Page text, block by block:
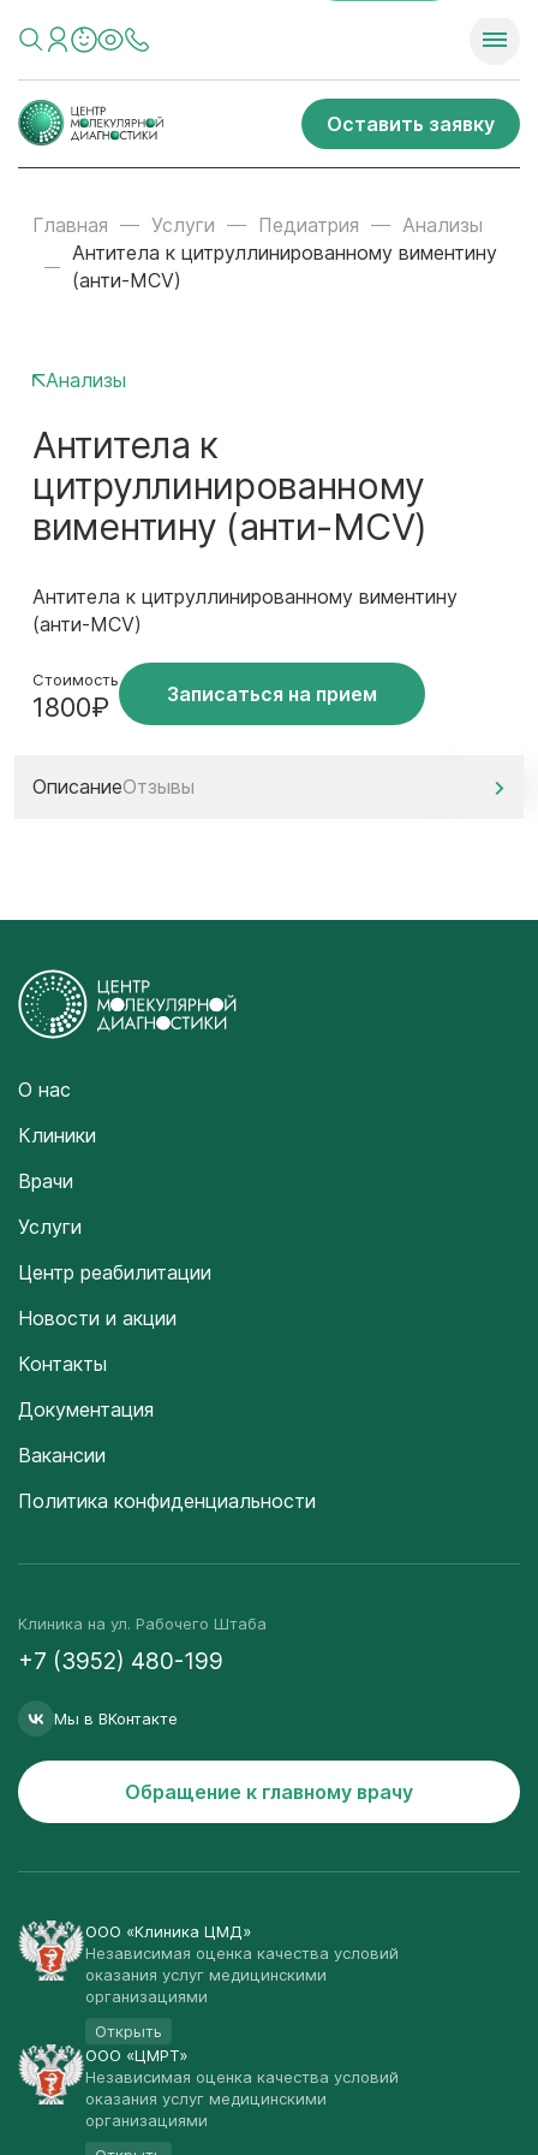
Оставить заявку
Главная Услуги Педиатрия
Анализы
Антитела к цитруллинированному виментину
(анти-MCV)
Анализы
Антитела к
цитруллинированному
виментину (анти-MCV)
Антитела к цитруллинированному виментину
(анти-MCV)
Стоимость
1800₽ Записаться на прием
ОписаниеОтзывы
О нас
Клиники
Врачи
Услуги
Центр реабилитации
Новости и акции
Контакты
Документация
Вакансии
Политика конфиденциальности
Клиника на ул. Рабочего Штаба
+7 (3952) 480-199
Мы в ВКонтакте
Обращение к главному врачу
ООО «Клиника ЦМД»
Независимая оценка качества условий
оказания услуг медицинскими
организациями
Открыть
ООО «ЦМРТ»
Независимая оценка качества условий
оказания услуг медицинскими
организациями